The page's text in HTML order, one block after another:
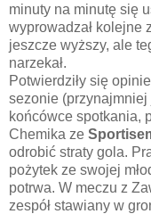
minuty na minutę się
wyprowadzał kolejne
jeszcze wyższy, ale
narzekał.
Potwierdziły się
sezonie (przynajmniej
końcówce spotkania,
Chemika ze
odrobić straty gola.
pożytek ze swojej
potrwa. W meczu z
zespół stawiany w